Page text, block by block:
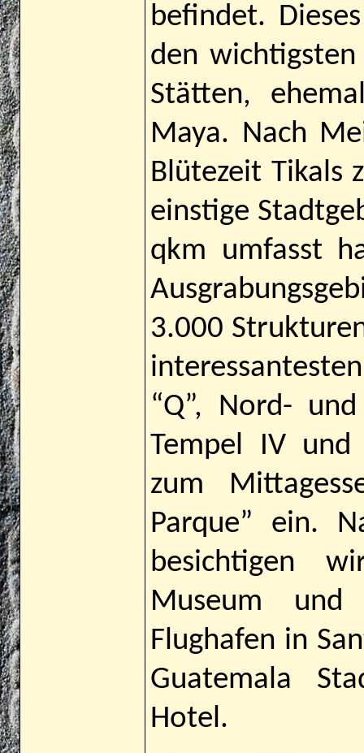
befindet.
den
Stätten,
Maya. Nach
Blütezeit Tikals
einstige
qkm umfasst
3.000
“Q”, Nord-
Tempel IV
zum
Parque” ein.
besichtigen
Museum
Flughafen in
Guatemala
Hotel.